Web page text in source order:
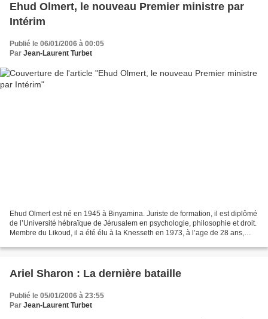
Ehud Olmert, le nouveau Premier ministre par
Intérim
Publié le 06/01/2006 à 00:05
Par Jean-Laurent Turbet
Ehud Olmert est né en 1945 à Binyamina. Juriste de formation, il est diplômé
de l’Université hébraïque de Jérusalem en psychologie, philosophie et droit.
Membre du Likoud, il a été élu à la Knesseth en 1973, à l’age de 28 ans,
Ariel Sharon : La dernière bataille
Publié le 05/01/2006 à 23:55
Par Jean-Laurent Turbet